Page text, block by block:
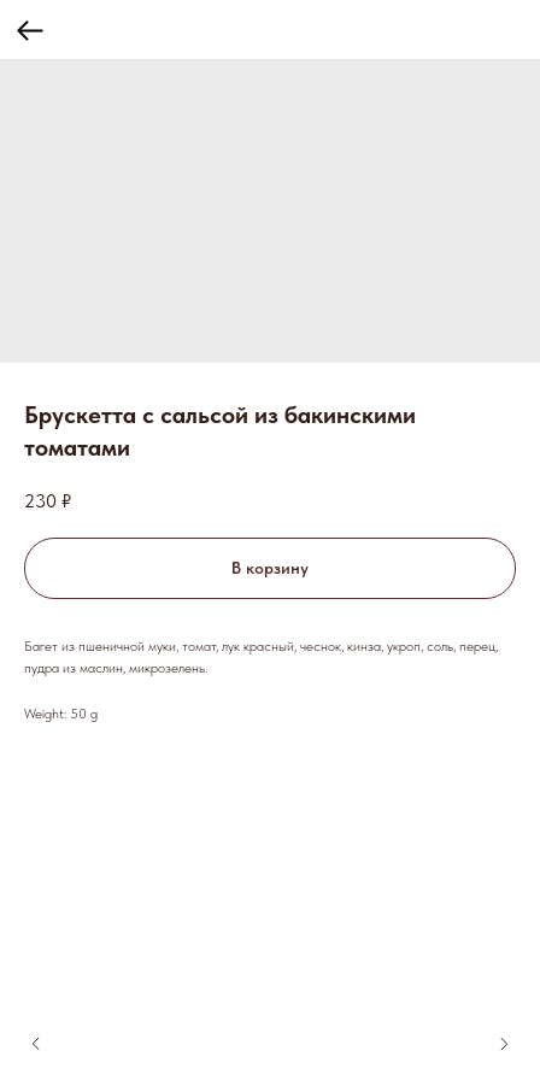
Брускетта с сальсой из бакинскими
томатами
230 ₽
В корзину
Багет из пшеничной муки, томат, лук красный, чеснок, кинза, укроп, соль, перец,
пудра из маслин, микрозелень.
Weight: 50 g